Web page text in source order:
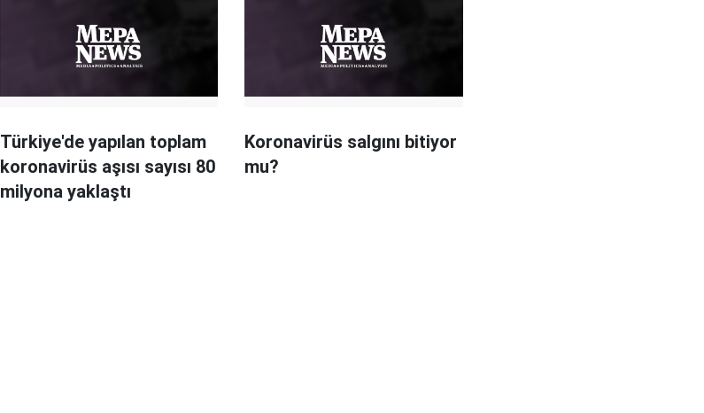
Türkiye'de yapılan toplam
koronavirüs aşısı sayısı 80
milyona yaklaştı
Koronavirüs salgını bitiyor
mu?